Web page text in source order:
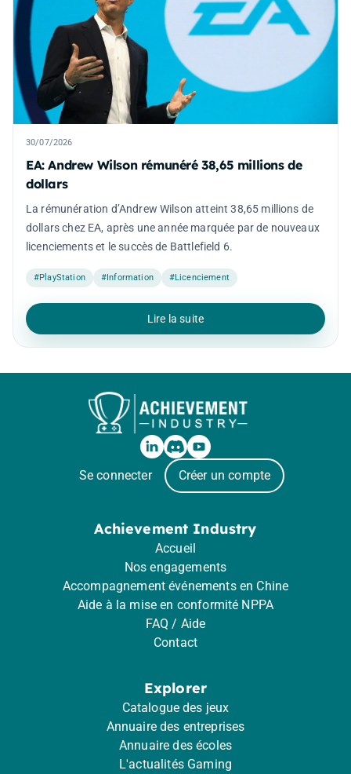
30/07/2026
EA: Andrew Wilson rémunéré 38,65 millions de
dollars
La rémunération d’Andrew Wilson atteint 38,65 millions de
dollars chez EA, après une année marquée par de nouveaux
licenciements et le succès de Battlefield 6.
#PlayStation #Information #Licenciement
Lire la suite
Se connecter Créer un compte
Achievement Industry
Accueil
Nos engagements
Accompagnement événements en Chine
Aide à la mise en conformité NPPA
FAQ / Aide
Contact
Explorer
Catalogue des jeux
Annuaire des entreprises
Annuaire des écoles
L'actualités Gaming